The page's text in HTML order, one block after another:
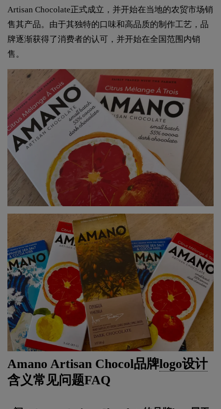
Artisan Chocolate正式成立，并开始在当地的农贸市场销
售其产品。由于其独特的口味和高品质的制作工艺，品
牌逐渐获得了消费者的认可，并开始在全国范围内销
售。
Amano Artisan Chocol品牌logo设计
含义常见问题FAQ